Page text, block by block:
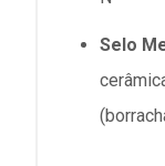
Selo